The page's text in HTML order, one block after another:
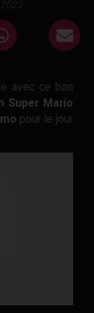
avec ce bon
Super Mario
pour le jour